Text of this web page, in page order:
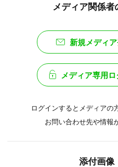
メディア関係者
新規メディ
メディア専用
ログインするとメディアの
お問い合わせ先や情報
添付画像